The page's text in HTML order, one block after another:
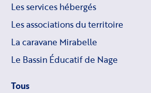
Les services hébergés
Les associations du territoire
La caravane Mirabelle
Le Bassin Éducatif de Nage
Tous